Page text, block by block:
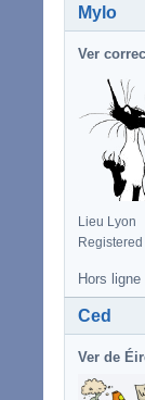
Mylo
Ver
Lieu Lyon
Hors ligne
Ced
Ver de